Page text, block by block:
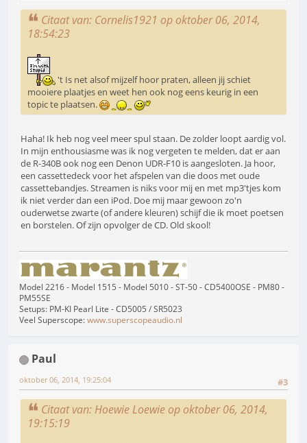
Citaat van: Cornelis1921 op oktober 06, 2014,
18:54:23
't Is net alsof mijzelf hoor praten, alleen jij schiet
mooiere plaatjes en weet hen ook nog eens keurig in een
topic te plaatsen.
Haha! Ik heb nog veel meer spul staan. De zolder loopt aardig vol.
In mijn enthousiasme was ik nog vergeten te melden, dat er aan
de R-340B ook nog een Denon UDR-F10 is aangesloten. Ja hoor,
een cassettedeck voor het afspelen van die doos met oude
cassettebandjes. Streamen is niks voor mij en met mp3'tjes kom
ik niet verder dan een iPod. Doe mij maar gewoon zo'n
ouderwetse zwarte (of andere kleuren) schijf die ik moet poetsen
en borstelen. Of zijn opvolger de CD. Old skool!
Model 2216 - Model 1515 - Model 5010 - ST-50 - CD5400OSE - PM80 -
PM55SE
Setups: PM-KI Pearl Lite - CD5005 / SR5023
Veel Superscope:www.superscopeaudio.nl
Paul
#3
oktober 06, 2014, 19:25:04
Citaat van: Hoewie Loewie op oktober 06, 2014,
19:15:19